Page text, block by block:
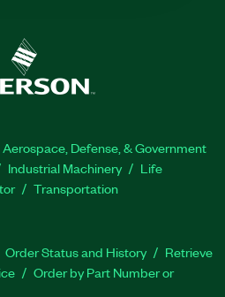
Aerospace, Defense, & Government
Industrial Machinery
Life
Transportation
Order Status and History
Retrieve
Order by Part Number or